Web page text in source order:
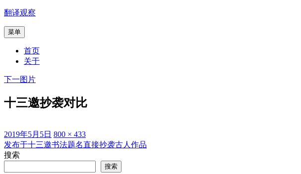
跳
内
翻译观察
菜单
首页
关于
下一图片
十三邀抄袭对比
发
布
于
2019年5月5日 原
始
800 × 433
文
章
发布于十三邀书法题名直接抄袭古人作品
搜索
搜索